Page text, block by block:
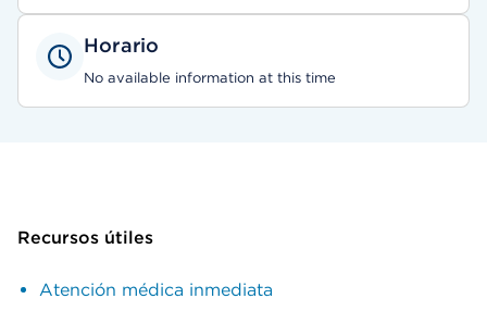
Horario
No available information at this time
Recursos útiles
Atención médica inmediata